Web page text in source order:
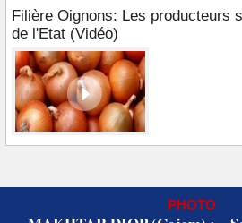
Filière Oignons: Les producteurs
de l'Etat (Vidéo)
PHOTO